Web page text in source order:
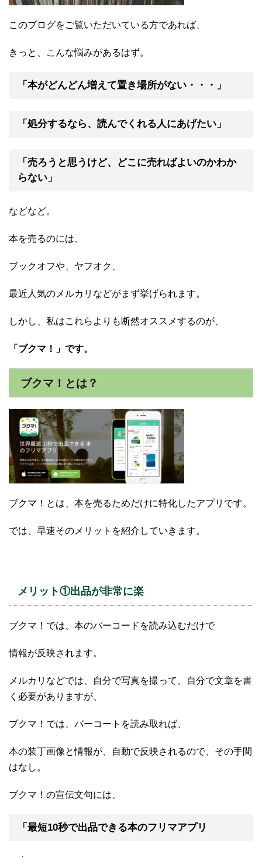
このブログをご覧いただいている方であれば、
きっと、こんな悩みがあるはず。
「本がどんどん増えて置き場所がない・・・」
「処分するなら、読んでくれる人にあげたい」
「売ろうと思うけど、どこに売ればよいのかわか
らない」
などなど。
本を売るのには、
ブックオフや、ヤフオク、
最近人気のメルカリなどがまず挙げられます。
しかし、私はこれらよりも断然オススメするのが、
「ブクマ！」です。
ブクマ！とは？
ブクマ！とは、本を売るためだけに特化したアプリです。
では、早速そのメリットを紹介していきます。
メリット①出品が非常に楽
ブクマ！では、本のバーコードを読み込むだけで
情報が反映されます。
メルカリなどでは、自分で写真を撮って、自分で文章を書
く必要がありますが、
ブクマ！では、バーコートを読み取れば、
本の装丁画像と情報が、自動で反映されるので、その手間
はなし。
ブクマ！の宣伝文句には、
「最短10秒で出品できる本のフリマアプリ